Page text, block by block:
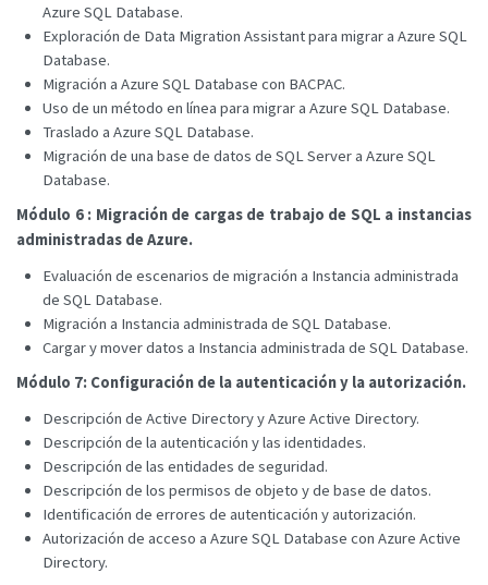
Azure SQL Database.
Exploración de Data Migration Assistant para migrar a Azure SQL
Database.
Migración a Azure SQL Database con BACPAC.
Uso de un método en línea para migrar a Azure SQL Database.
Traslado a Azure SQL Database.
Migración de una base de datos de SQL Server a Azure SQL
Database.
Módulo 6 : Migración de cargas de trabajo de SQL a instancias
administradas de Azure.
Evaluación de escenarios de migración a Instancia administrada
de SQL Database.
Migración a Instancia administrada de SQL Database.
Cargar y mover datos a Instancia administrada de SQL Database.
Módulo 7: Configuración de la autenticación y la autorización.
Descripción de Active Directory y Azure Active Directory.
Descripción de la autenticación y las identidades.
Descripción de las entidades de seguridad.
Descripción de los permisos de objeto y de base de datos.
Identificación de errores de autenticación y autorización.
Autorización de acceso a Azure SQL Database con Azure Active
Directory.